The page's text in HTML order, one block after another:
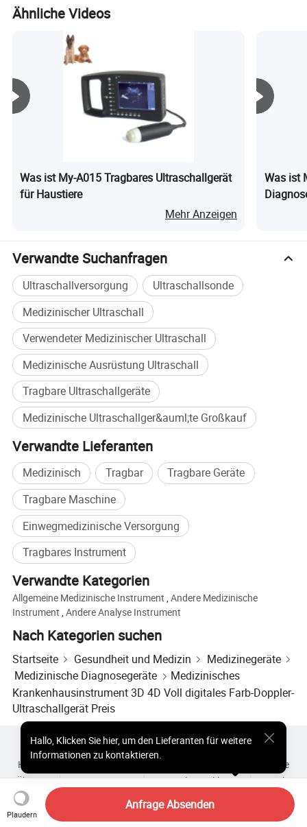
Ähnliche Videos
Was ist My-A015 Tragbares Ultraschallgerät
für Haustiere
Mehr Anzeigen
Was ist
Verwandte Suchanfragen
Ultraschallversorgung
Ultraschallsonde
Medizinischer Ultraschall
Verwendeter Medizinischer Ultraschall
Medizinische Ausrüstung Ultraschall
Tragbare Ultraschallgeräte
Medizinische Ultraschallger&auml;te Großkauf
Verwandte Lieferanten
Medizinisch Tragbar
Tragbare Geräte
Tragbare Maschine
Einwegmedizinische Versorgung
Tragbares Instrument
Verwandte Kategorien
Allgemeine Medizinische Instrument ,Andere Medizinische
Instrument ,Andere Analyse Instrument
Nach Kategorien suchen
Startseite Gesundheit und Medizin
Medizinegeräte
Medizinische Diagnosegeräte
Medizinisches
Krankenhausinstrument 3D 4D Voll digitales Farb-Doppler-
Ultraschallgerät Preis
Plaudern
Anfrage Absenden
Hallo, Klicken Sie hier, um den Lieferanten für weitere
Informationen zu kontaktieren.
Heiße Produkte
Heiße Produkte Preis
Heiße Großhandelsprodukte
Einblicke
Über uns
Nutzungsvertrag Datenschutzerklärung
Kontakt
Copyright © 2026 Focus Technology Co., Ltd. All Rights Reserved